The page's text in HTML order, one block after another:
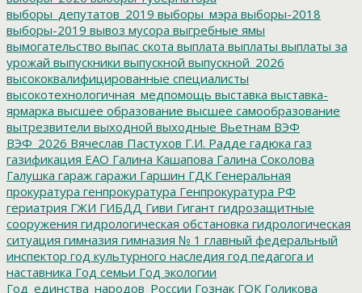
выборы_депутатов_2019 выборы_мэра выборы-2018
выборы-2019 вывоз мусора выгребные ямы
вымогательство выпас скота выплата выплаты выплаты за
урожай выпускники выпускной выпускной_2026
высококвалифицированные специалисты
высокотехнологичная_медпомощь выставка выставка-
ярмарка высшее образование высшее самообразование
вытрезвители выходной выходные Вьетнам ВЭФ
ВЭФ_2026 Вячеслав Пастухов Г.И. Радде гадюка газ
газификация ЕАО Галина Кашапова Галина Соколова
Галушка гараж гаражи Гаршин ГДК Генеральная
прокуратура генпрокуратура Генпрокуратура РФ
гериатрия ГЖИ ГИБДД Гиви Гигант гидрозащитные
сооружения гидрологическая обстановка гидрологическая
ситуация гимназия гимназия № 1 главный федеральный
инспектор год культурного наследия год педагога и
наставника Год семьи Год экологии
Год_единства_народов_России Гознак ГОК Голикова